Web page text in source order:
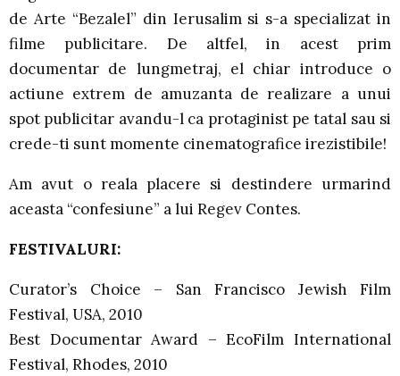
de Arte “Bezalel” din Ierusalim si s-a specializat in
filme publicitare. De altfel, in acest prim
documentar de lungmetraj, el chiar introduce o
actiune extrem de amuzanta de realizare a unui
spot publicitar avandu-l ca protaginist pe tatal sau si
crede-ti sunt momente cinematografice irezistibile!
Am avut o reala placere si destindere urmarind
aceasta “confesiune” a lui Regev Contes.
FESTIVALURI:
Curator’s Choice – San Francisco Jewish Film
Festival, USA, 2010
Best Documentar Award – EcoFilm International
Festival, Rhodes, 2010